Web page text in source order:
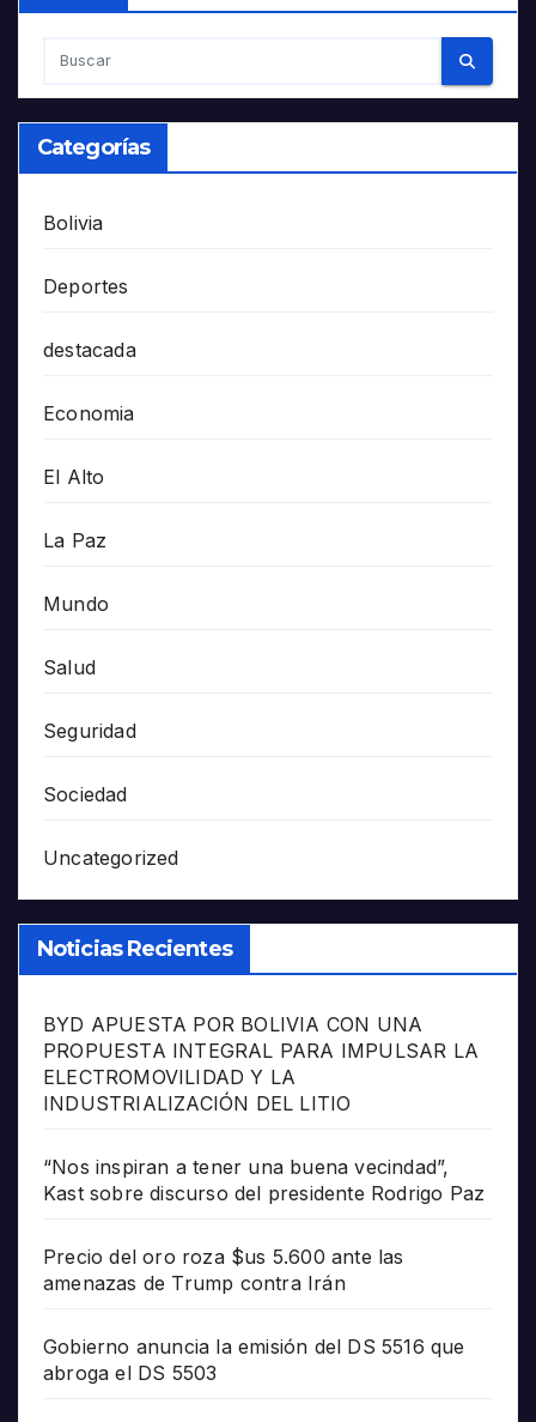
Categorías
Bolivia
Deportes
destacada
Economia
El Alto
La Paz
Mundo
Salud
Seguridad
Sociedad
Uncategorized
Noticias Recientes
BYD APUESTA POR BOLIVIA CON UNA
PROPUESTA INTEGRAL PARA IMPULSAR LA
ELECTROMOVILIDAD Y LA
INDUSTRIALIZACIÓN DEL LITIO
“Nos inspiran a tener una buena vecindad”,
Kast sobre discurso del presidente Rodrigo Paz
Precio del oro roza $us 5.600 ante las
amenazas de Trump contra Irán
Gobierno anuncia la emisión del DS 5516 que
abroga el DS 5503